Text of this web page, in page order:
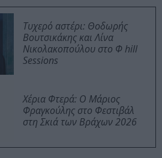
Τυχερό αστέρι: Θοδωρής
Βουτσικάκης και Λίνα
Νικολακοπούλου στο Φ hill
Sessions
Χέρια Φτερά: Ο Μάριος
Φραγκούλης στο Φεστιβάλ
στη Σκιά των Βράχων 2026